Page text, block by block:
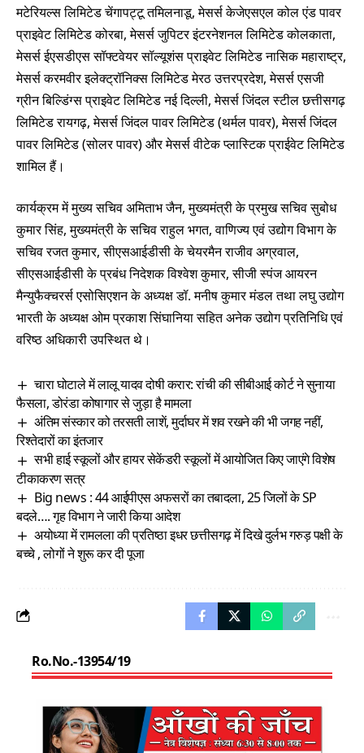
मटेरियल्स लिमिटेड चेंगापट्टू तमिलनाडू, मेसर्स केजेएसएल कोल एंड पावर
प्राइवेट लिमिटेड कोरबा, मेसर्स जुपिटर इंटरनेशनल लिमिटेड कोलकाता,
मेसर्स ईएसडीएस सॉफ्टवेयर सॉल्यूशंस प्राइवेट लिमिटेड नासिक महाराष्ट्र,
मेसर्स करमवीर इलेक्ट्रॉनिक्स लिमिटेड मेरठ उत्तरप्रदेश, मेसर्स एसजी
ग्रीन बिल्डिंग्स प्राइवेट लिमिटेड नई दिल्ली, मेसर्स जिंदल स्टील छत्तीसगढ़
लिमिटेड रायगढ़, मेसर्स जिंदल पावर लिमिटेड (थर्मल पावर), मेसर्स जिंदल
पावर लिमिटेड (सोलर पावर) और मेसर्स वीटेक प्लास्टिक प्राईवेट लिमिटेड
शामिल हैं।
कार्यक्रम में मुख्य सचिव अमिताभ जैन, मुख्यमंत्री के प्रमुख सचिव सुबोध
कुमार सिंह, मुख्यमंत्री के सचिव राहुल भगत, वाणिज्य एवं उद्योग विभाग के
सचिव रजत कुमार, सीएसआईडीसी के चेयरमैन राजीव अग्रवाल,
सीएसआईडीसी के प्रबंध निदेशक विश्वेश कुमार, सीजी स्पंज आयरन
मैन्युफैक्चरर्स एसोसिएशन के अध्यक्ष डॉ. मनीष कुमार मंडल तथा लघु उद्योग
भारती के अध्यक्ष ओम प्रकाश सिंघानिया सहित अनेक उद्योग प्रतिनिधि एवं
वरिष्ठ अधिकारी उपस्थित थे।
चारा घोटाले में लालू यादव दोषी करार: रांची की सीबीआई कोर्ट ने सुनाया
फैसला, डोरंडा कोषागार से जुड़ा है मामला
अंतिम संस्कार को तरसती लाशें, मुर्दाघर में शव रखने की भी जगह नहीं,
रिश्तेदारों का इंतजार
सभी हाई स्कूलों और हायर सेकेंडरी स्कूलों में आयोजित किए जाएंगे विशेष
टीकाकरण सत्र
Big news : 44 आईपीएस अफसरों का तबादला, 25 जिलों के SP
बदले…. गृह विभाग ने जारी किया आदेश
अयोध्या में रामलला की प्रतिष्ठा इधर छत्तीसगढ़ में दिखे दुर्लभ गरुड़ पक्षी के
बच्चे , लोगों ने शुरू कर दी पूजा
Ro.No.-13954/19